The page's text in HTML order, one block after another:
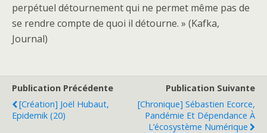
perpétuel détournement qui ne permet même pas de
se rendre compte de quoi il détourne. » (Kafka,
Journal)
Publication Précédente
[Création] Joël Hubaut,
Epidemik (20)
Publication Suivante
[Chronique] Sébastien Ecorce,
Pandémie Et Dépendance À
L’écosystème Numérique